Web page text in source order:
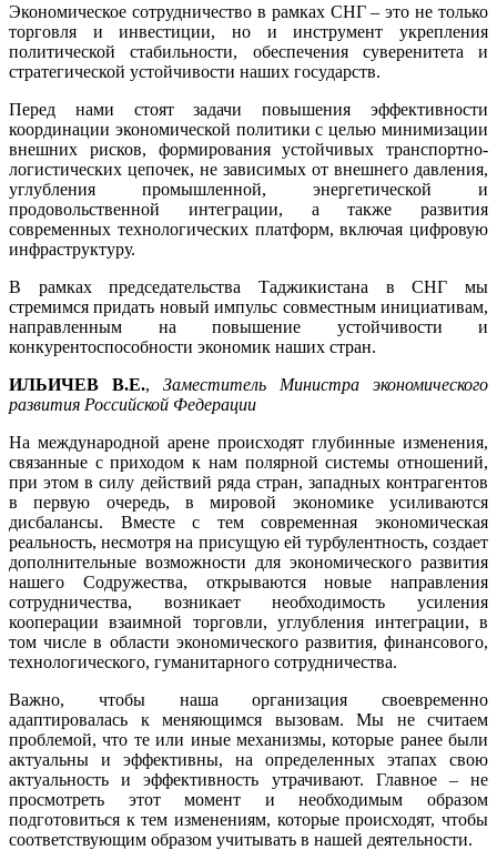
Экономическое сотрудничество в рамках СНГ – это не только
торговля и инвестиции, но и инструмент укрепления
политической стабильности, обеспечения суверенитета и
стратегической устойчивости наших государств.
Перед нами стоят задачи повышения эффективности
координации экономической политики с целью минимизации
внешних рисков, формирования устойчивых транспортно-
логистических цепочек, не зависимых от внешнего давления,
углубления промышленной, энергетической и
продовольственной интеграции, а также развития
современных технологических платформ, включая цифровую
инфраструктуру.
В рамках председательства Таджикистана в СНГ мы
стремимся придать новый импульс совместным инициативам,
направленным на повышение устойчивости и
конкурентоспособности экономик наших стран.
ИЛЬИЧЕВ В.Е., Заместитель Министра экономического
развития Российской Федерации
На международной арене происходят глубинные изменения,
связанные с приходом к нам полярной системы отношений,
при этом в силу действий ряда стран, западных контрагентов
в первую очередь, в мировой экономике усиливаются
дисбалансы. Вместе с тем современная экономическая
реальность, несмотря на присущую ей турбулентность, создает
дополнительные возможности для экономического развития
нашего Содружества, открываются новые направления
сотрудничества, возникает необходимость усиления
кооперации взаимной торговли, углубления интеграции, в
том числе в области экономического развития, финансового,
технологического, гуманитарного сотрудничества.
Важно, чтобы наша организация своевременно
адаптировалась к меняющимся вызовам. Мы не считаем
проблемой, что те или иные механизмы, которые ранее были
актуальны и эффективны, на определенных этапах свою
актуальность и эффективность утрачивают. Главное – не
просмотреть этот момент и необходимым образом
подготовиться к тем изменениям, которые происходят, чтобы
соответствующим образом учитывать в нашей деятельности.